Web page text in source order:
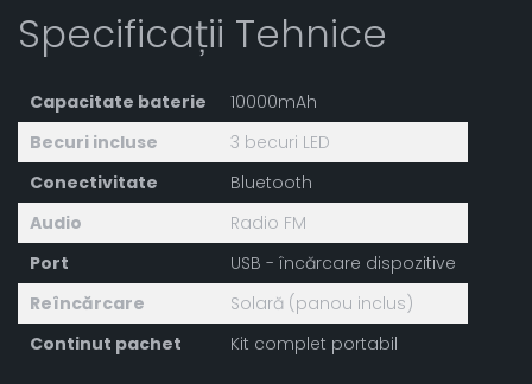
Specificații Tehnice
Capacitate baterie
10000mAh
Becuri incluse
3 becuri LED
Conectivitate
Bluetooth
Audio
Radio FM
Port
USB - încărcare dispozitive
Reîncărcare
Solară (panou inclus)
Continut pachet
Kit complet portabil